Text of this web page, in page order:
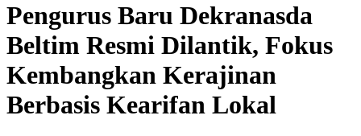
Pengurus Baru Dekranasda
Beltim Resmi Dilantik, Fokus
Kembangkan Kerajinan
Berbasis Kearifan Lokal